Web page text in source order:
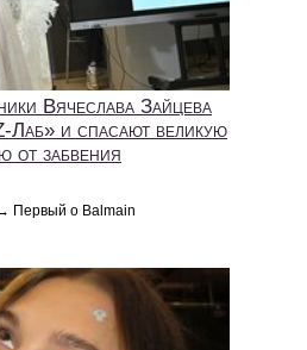
Вячеслава Зайцева
Лаб» и спасают великую
от забвения
Первый о Balmain